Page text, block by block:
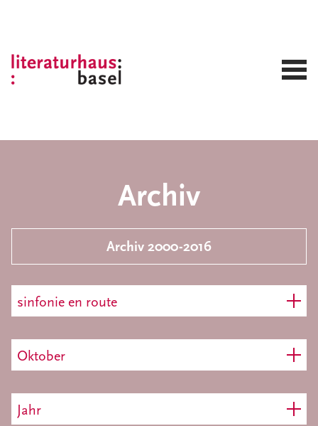
Archiv
Archiv 2000-2016
sinfonie en route
Oktober
Jahr